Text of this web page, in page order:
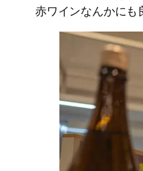
赤ワインなんかにも